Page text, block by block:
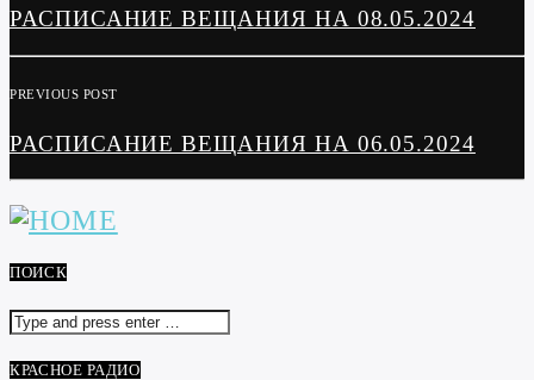
РАСПИСАНИЕ ВЕЩАНИЯ НА 08.05.2024
PREVIOUS POST
РАСПИСАНИЕ ВЕЩАНИЯ НА 06.05.2024
ПОИСК
КРАСНОЕ РАДИО